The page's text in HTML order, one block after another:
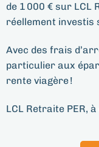
de 1 000 € sur LCL
réellement investis
Avec des frais
particulier aux
rente viagère !
LCL Retraite PER,